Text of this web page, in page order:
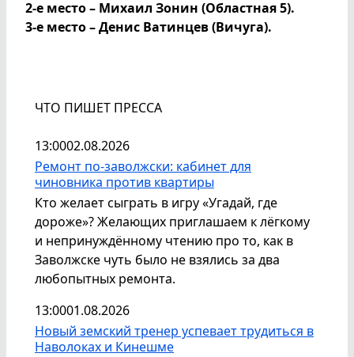
2-е место – Михаил Зонин (Областная 5).
3-е место – Денис Ватинцев (Вичуга).
ЧТО ПИШЕТ ПРЕССА
13:0002.08.2026
Ремонт по-заволжски: кабинет для
чиновника против квартиры
Кто желает сыграть в игру «Угадай, где
дороже»? Желающих приглашаем к лёгкому
и непринуждённому чтению про то, как в
Заволжске чуть было не взялись за два
любопытных ремонта.
13:0001.08.2026
Новый земский тренер успевает трудиться в
Наволоках и Кинешме